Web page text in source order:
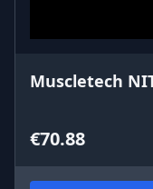
ΙΔΙΌΤΗΤΕΣ
Πρωτεΐνη
Muscletech
€70.88